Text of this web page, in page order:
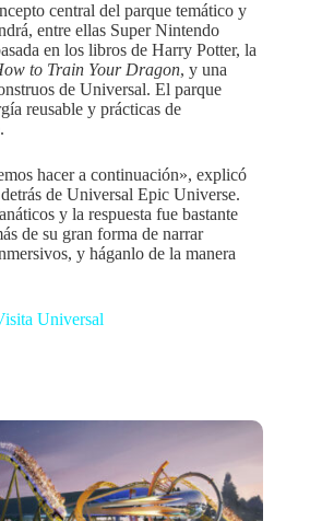
central del parque temático y
entre ellas Super Nintendo
en los libros de Harry Potter, la
to Train Your Dragon, y una
de Universal. El parque
reusable y prácticas de
hacer a continuación», explicó
de Universal Epic Universe.
y la respuesta fue bastante
de su gran forma de narrar
y háganlo de la manera
Universal